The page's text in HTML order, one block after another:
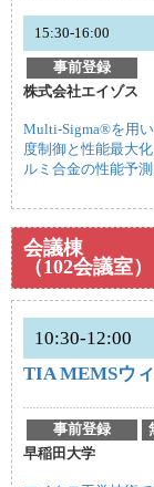
15:30-16:00
事前登録
株式会社エイゾス
Multi-Sigma®を用
度制御と性能最大
ルミ合金の性能予
会議棟
（102会議室）
10:30-12:00
TIA MEMSウ
事前登録
早稲田大学